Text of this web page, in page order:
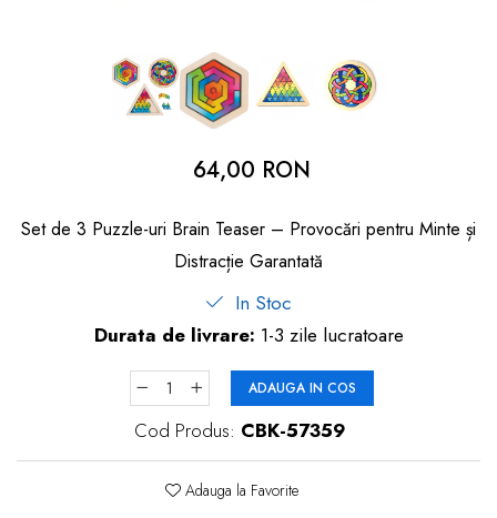
Produse îngrijire copii
64,00 RON
Set de 3 Puzzle-uri Brain Teaser – Provocări pentru Minte și
Distracție Garantată
In Stoc
Durata de livrare: 1-3 zile lucratoare
ADAUGA IN COS
Cod Produs: CBK-57359
Adauga la Favorite